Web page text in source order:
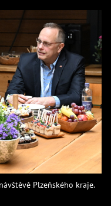
Plzeňského kraje.